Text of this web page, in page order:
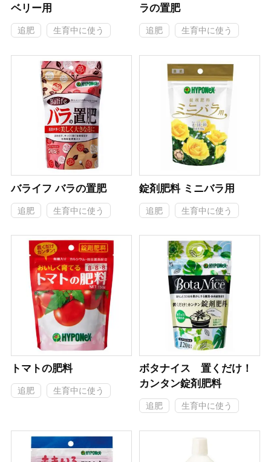
ベリー用
追肥 生育中に使う
ラの置肥
追肥 生育中に使う
バライフ バラの置肥
追肥 生育中に使う
錠剤肥料 ミニバラ用
追肥 生育中に使う
トマトの肥料
追肥 生育中に使う
ボタナイス 置くだけ！
カンタン錠剤肥料
追肥 生育中に使う